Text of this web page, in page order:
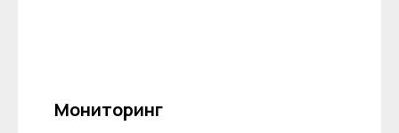
Мониторинг